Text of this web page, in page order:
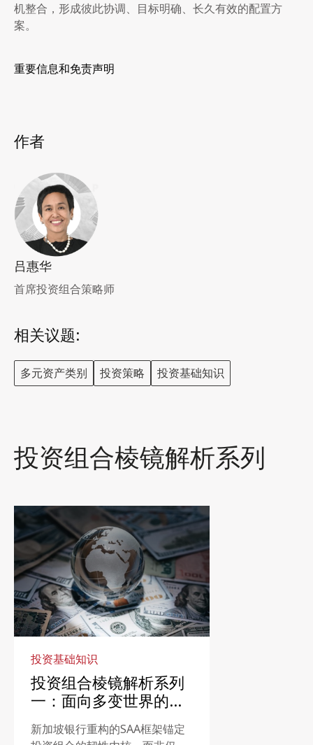
机整合，形成彼此协调、目标明确、长久有效的配置方
案。
重要信息和免责声明
作者
吕惠华
首席投资组合策略师
相关议题:
多元资产类别 投资策略 投资基础知识
投资组合棱镜解析系列
投资基础知识
投资组合棱镜解析系列
一：面向多变世界的战
略性资产配置
新加坡银行重构的SAA框架锚定